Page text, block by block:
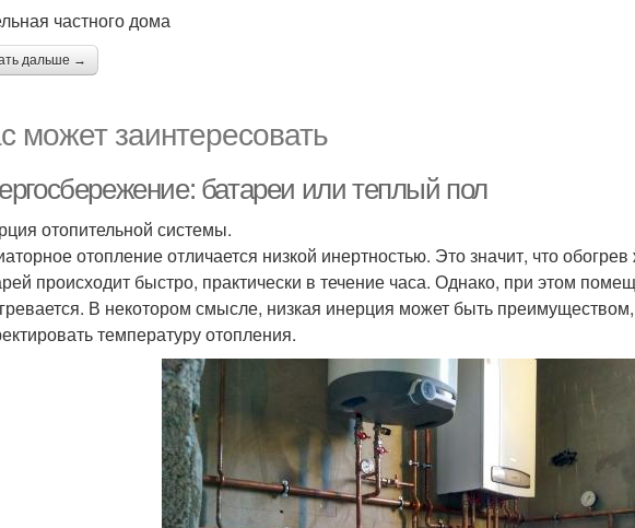
частного дома
дальше →
может заинтересовать
батареи или теплый пол
отопительной системы.
отопление отличается низкой инертностью. Это значит, что
происходит быстро, практически в течение часа. Однако, при этом
В некотором смысле, низкая инерция может быть преимуществом,
температуру отопления.